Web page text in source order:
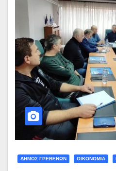
ΔΗΜΟΣ ΓΡΕΒΕΝΩΝ ΟΙΚΟΝΟΜΙΑ